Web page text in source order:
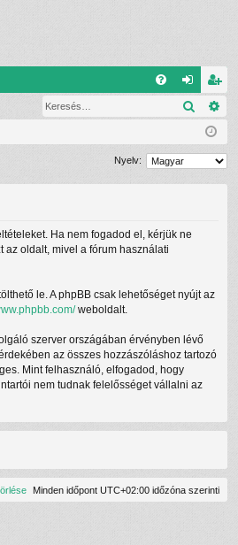
K
el
és
eg
is
ztr
ác
Nyelv:
Ha nem fogadod el, kérjük ne
az oldalt, mivel a fórum használati
le. A phpBB csak lehetőséget nyújt az
weboldalt.
szerver országában érvényben lévő
az összes hozzászóláshoz tartozó
Mint felhasználó, elfogadod, hogy
nem tudnak felelősséget vállalni az
Minden időpont UTC+02:00 időzóna szerinti